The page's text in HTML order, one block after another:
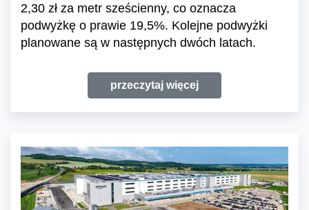
2,30 zł za metr sześcienny, co oznacza
podwyżkę o prawie 19,5%. Kolejne podwyżki
planowane są w następnych dwóch latach.
przeczytaj więcej